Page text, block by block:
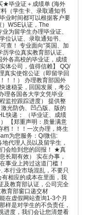
★毕业证＋成绩单 (海外
（学生卡、录取通知书
业时间都可以根据客户要
WSE认证，The
为留学生办理毕业证、
位认证、录取通知书、
查！ 专业面向“英国、加
学位真实教育部认证、
各高校的毕业证，成绩
体公司，值得信赖】 QQ/
真实使馆公证（即留学回
！！） 办理教育部国外
速稳妥，回国发展，考公
理各国各大学文凭毕业
监控跟踪进度） 提供整
光防伪、凹凸版、版的
快递； （毕业证、成绩
【郑重声明：质量满意
档！！！一次办理，终生
为您服务：Q/微信:
代理人员以及留学生，
会给到您的回报！ ★真
长期有效） 实在办事，
事业上跨过这道门槛！
行业市场混乱，不要只
相应的成本在里面，我
教育部认证，公司完全
育部窗口递交材
在虚假网站查询1-3个月
样是对学生的不负责任，
度，我们会让您清楚看